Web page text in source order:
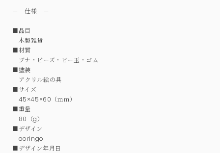
－ 仕様 －
■品目
木製雑貨
■材質
ブナ・ビーズ・ビー玉・ゴム
■塗装
アクリル絵の具
■サイズ
45×45×60（ｍｍ）
■重量
80（g）
■デザイン
aoringo
■デザイン年月日